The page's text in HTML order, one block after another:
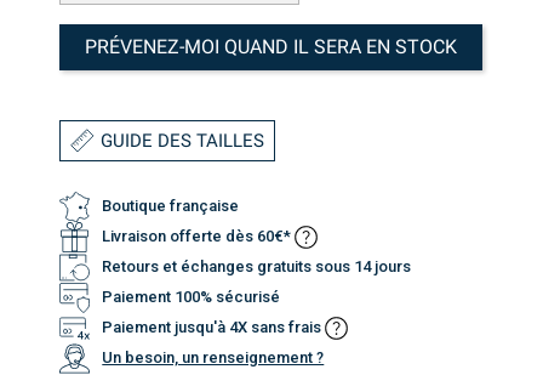
GUIDE DES TAILLES
PRÉVENEZ-MOI QUAND IL SERA EN STOCK
Boutique française
Livraison offerte dès 60€*
Retours et échanges gratuits sous 14 jours
Paiement 100% sécurisé
Paiement jusqu'à 4X sans frais
Un besoin, un renseignement ?